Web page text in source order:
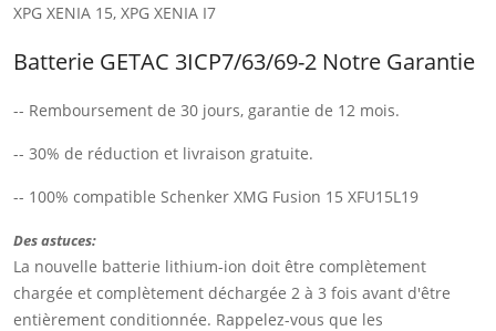
XPG XENIA 15, XPG XENIA I7
Batterie GETAC 3ICP7/63/69-2 Notre Garantie
-- Remboursement de 30 jours, garantie de 12 mois.
-- 30% de réduction et livraison gratuite.
-- 100% compatible Schenker XMG Fusion 15 XFU15L19
Des astuces:
La nouvelle batterie lithium-ion doit être complètement
chargée et complètement déchargée 2 à 3 fois avant d'être
entièrement conditionnée. Rappelez-vous que les